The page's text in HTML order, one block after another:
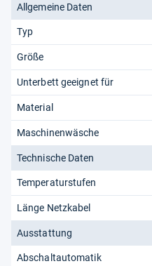
Allgemeine Daten
Typ
Größe
Unterbett geeignet für
Material
Maschinenwäsche
Technische Daten
Temperaturstufen
Länge Netzkabel
Ausstattung
Abschaltautomatik